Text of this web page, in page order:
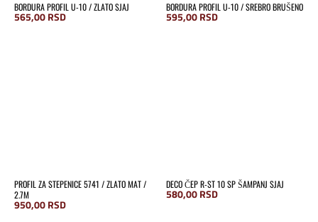
BORDURA PROFIL U-10 / ZLATO SJAJ
565,00RSD
BORDURA PROFIL U-10 / SREBRO BRUŠENO
595,00RSD
PROFIL ZA STEPENICE 5741 / ZLATO MAT /
2.7M
950,00RSD
DECO ČEP R-ST 10 SP ŠAMPANJ SJAJ
580,00RSD